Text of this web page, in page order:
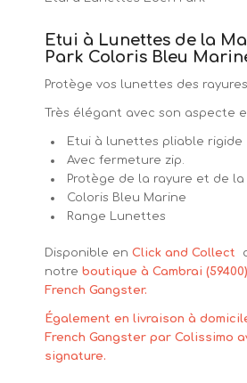
Etui à Lunettes de la
Park Coloris Bleu
Protège vos lunettes des
Très élégant avec son aspecte
Etui à lunettes pliable rigide
Avec fermeture zip.
Protège de la rayure et de la
Coloris Bleu Marine
Range Lunettes
Disponible en Click and Collect
notre boutique à Cambrai
French Gangster.
Également en livraison à
French Gangster par Colissimo
signature.